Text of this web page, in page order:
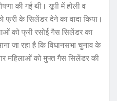
की गई थी। यूपी में होली व
फ्री के सिलेंडर देने का वादा किया।
को फ्री रसोई गैस सिलेंडर का
जा रहा है कि विधानसभा चुनाव के
महिलाओं को मुफ्त गैस सिलेंडर की